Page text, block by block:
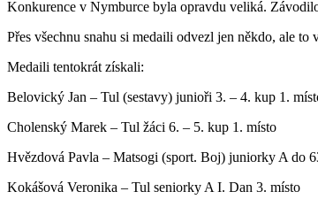
Konkurence v Nymburce byla opravdu veliká.
Přes všechnu snahu si medaili odvezl jen někdo, ale
Medaili tentokrát získali:
Belovický Jan – Tul (sestavy) junioři 3. – 4. kup 1.
Cholenský Marek – Tul žáci 6. – 5. kup 1. místo
Hvězdová Pavla – Matsogi (sport. Boj) juniorky A do
Kokášová Veronika – Tul seniorky A I. Dan 3. místo